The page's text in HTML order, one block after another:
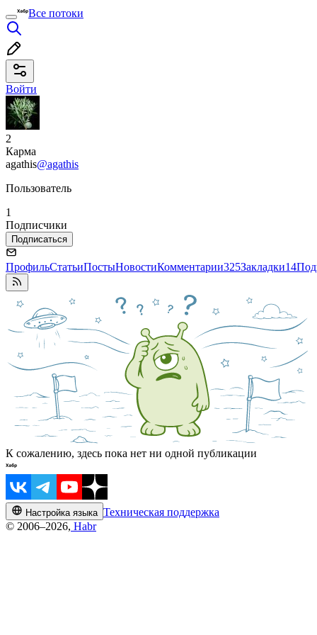
Все потоки
Войти
2
Карма
agathis@agathis
Пользователь
1
Подписчики
Подписаться
ПрофильСтатьиПостыНовостиКомментарии325Закладки14
К сожалению, здесь пока нет ни одной публикации
Настройка языка Техническая поддержка
© 2006–2026, Habr